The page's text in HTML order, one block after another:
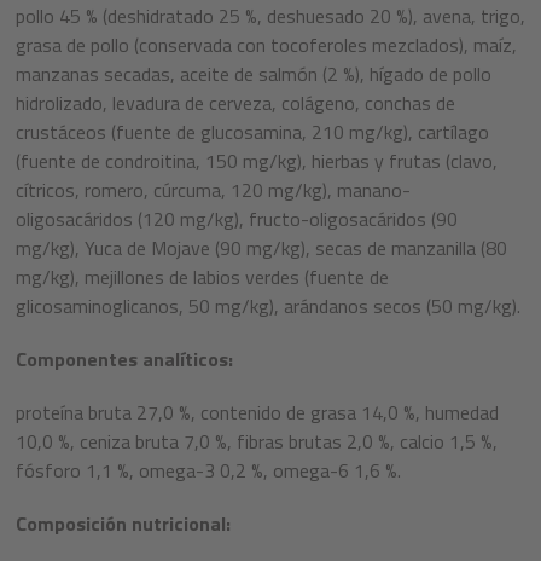
pollo 45 % (deshidratado 25 %, deshuesado 20 %), avena, trigo,
grasa de pollo (conservada con tocoferoles mezclados), maíz,
manzanas secadas, aceite de salmón (2 %), hígado de pollo
hidrolizado, levadura de cerveza, colágeno, conchas de
crustáceos (fuente de glucosamina, 210 mg/kg), cartílago
(fuente de condroitina, 150 mg/kg), hierbas y frutas (clavo,
cítricos, romero, cúrcuma, 120 mg/kg), manano-
oligosacáridos (120 mg/kg), fructo-oligosacáridos (90
mg/kg), Yuca de Mojave (90 mg/kg), secas de manzanilla (80
mg/kg), mejillones de labios verdes (fuente de
glicosaminoglicanos, 50 mg/kg), arándanos secos (50 mg/kg).
Componentes analíticos:
proteína bruta 27,0 %, contenido de grasa 14,0 %, humedad
10,0 %, ceniza bruta 7,0 %, fibras brutas 2,0 %, calcio 1,5 %,
fósforo 1,1 %, omega-3 0,2 %, omega-6 1,6 %.
Composición nutricional: